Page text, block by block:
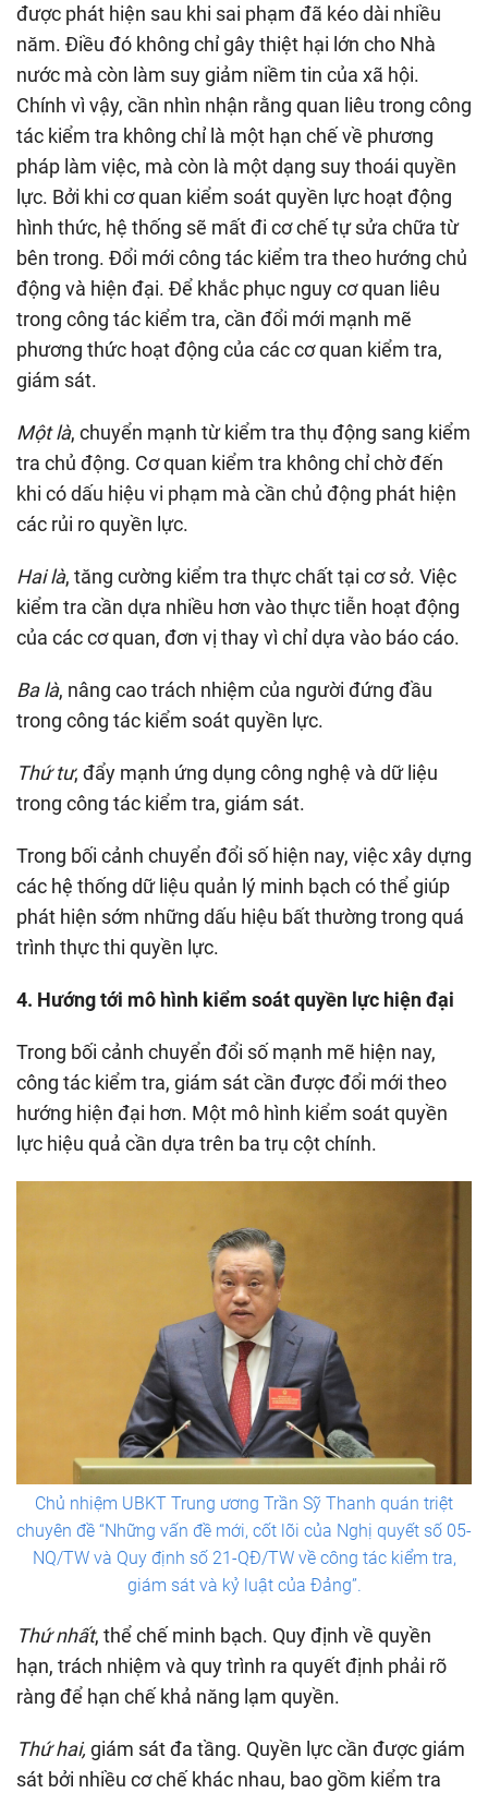
được phát hiện sau khi sai phạm đã kéo dài nhiều
năm. Điều đó không chỉ gây thiệt hại lớn cho Nhà
nước mà còn làm suy giảm niềm tin của xã hội.
Chính vì vậy, cần nhìn nhận rằng quan liêu trong công
tác kiểm tra không chỉ là một hạn chế về phương
pháp làm việc, mà còn là một dạng suy thoái quyền
lực. Bởi khi cơ quan kiểm soát quyền lực hoạt động
hình thức, hệ thống sẽ mất đi cơ chế tự sửa chữa từ
bên trong. Đổi mới công tác kiểm tra theo hướng chủ
động và hiện đại. Để khắc phục nguy cơ quan liêu
trong công tác kiểm tra, cần đổi mới mạnh mẽ
phương thức hoạt động của các cơ quan kiểm tra,
giám sát.
Một là, chuyển mạnh từ kiểm tra thụ động sang kiểm
tra chủ động. Cơ quan kiểm tra không chỉ chờ đến
khi có dấu hiệu vi phạm mà cần chủ động phát hiện
các rủi ro quyền lực.
Hai là, tăng cường kiểm tra thực chất tại cơ sở. Việc
kiểm tra cần dựa nhiều hơn vào thực tiễn hoạt động
của các cơ quan, đơn vị thay vì chỉ dựa vào báo cáo.
Ba là, nâng cao trách nhiệm của người đứng đầu
trong công tác kiểm soát quyền lực.
Thứ tư, đẩy mạnh ứng dụng công nghệ và dữ liệu
trong công tác kiểm tra, giám sát.
Trong bối cảnh chuyển đổi số hiện nay, việc xây dựng
các hệ thống dữ liệu quản lý minh bạch có thể giúp
phát hiện sớm những dấu hiệu bất thường trong quá
trình thực thi quyền lực.
4. Hướng tới mô hình kiểm soát quyền lực hiện đại
Trong bối cảnh chuyển đổi số mạnh mẽ hiện nay,
công tác kiểm tra, giám sát cần được đổi mới theo
hướng hiện đại hơn. Một mô hình kiểm soát quyền
lực hiệu quả cần dựa trên ba trụ cột chính.
Chủ nhiệm UBKT Trung ương Trần Sỹ Thanh quán triệt
chuyên đề “Những vấn đề mới, cốt lõi của Nghị quyết số 05-
NQ/TW và Quy định số 21-QĐ/TW về công tác kiểm tra,
giám sát và kỷ luật của Đảng”.
Thứ nhất, thể chế minh bạch. Quy định về quyền
hạn, trách nhiệm và quy trình ra quyết định phải rõ
ràng để hạn chế khả năng lạm quyền.
Thứ hai, giám sát đa tầng. Quyền lực cần được giám
sát bởi nhiều cơ chế khác nhau, bao gồm kiểm tra